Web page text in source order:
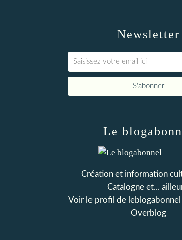
Newsletter
Le
Création et information
Catalogne et...
Voir le profil de leblogabonnel
Overblog